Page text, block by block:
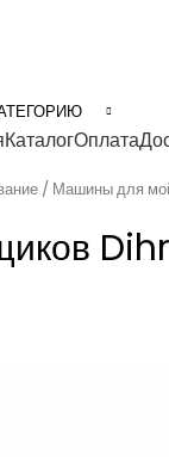
КаталогОплата
Машины для
Dihr